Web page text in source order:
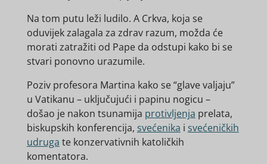
Na tom putu leži ludilo. A Crkva, koja se
oduvijek zalagala za zdrav razum, možda će
morati zatražiti od Pape da odstupi kako bi se
stvari ponovno urazumile.
Poziv profesora Martina kako se “glave valjaju”
u Vatikanu – uključujući i papinu nogicu –
došao je nakon tsunamija protivljenja prelata,
biskupskih konferencija, svećenika i svećeničkih
udruga te konzervativnih katoličkih
komentatora.